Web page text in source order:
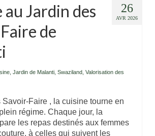
26
AVR 2026
au Jardin des
de
Jardin de Malanti Swaziland Valorisation des
Faire , la cuisine tourne en
régime. Chaque jour, la
les repas destinés aux femmes
à celles qui suivent les